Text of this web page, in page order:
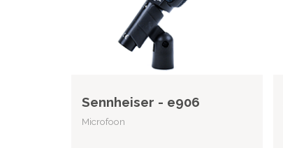
Sennheiser - e906
Microfoon